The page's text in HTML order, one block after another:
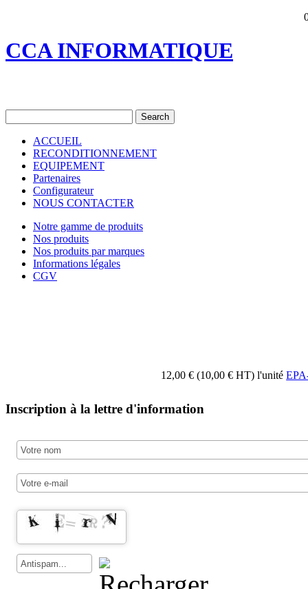
CCA INFORMATIQUE
ACCUEIL
RECONDITIONNEMENT
EQUIPEMENT
Partenaires
Configurateur
NOUS CONTACTER
Notre gamme de produits
Nos produits
Nos produits par marques
Informations légales
CGV
12,00 € (10,00 € HT)l'unité
Inscription à la lettre d'information